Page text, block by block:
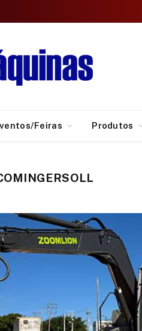
Feiras Produtos